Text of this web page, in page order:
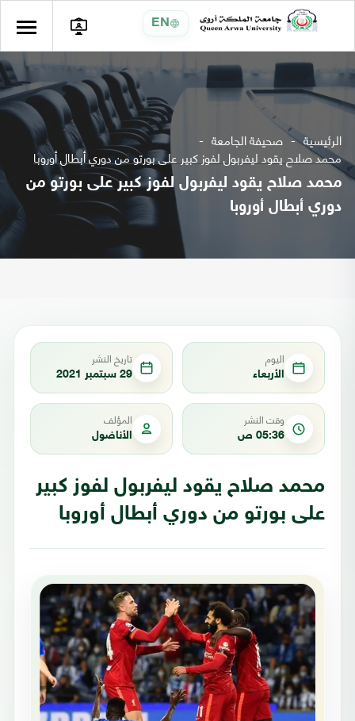
EN
الرئيسية صحيفة الجامعة
محمد صلاح يقود ليفربول لفوز كبير على بورتو من دوري أبطال أوروبا
محمد صلاح يقود ليفربول لفوز كبير على بورتو من
دوري أبطال أوروبا
اليوم
الأربعاء
تاريخ النشر
29 سبتمبر 2021
وقت النشر
05:36 ص
المؤلف
الأناضول
محمد صلاح يقود ليفربول لفوز كبير
على بورتو من دوري أبطال أوروبا